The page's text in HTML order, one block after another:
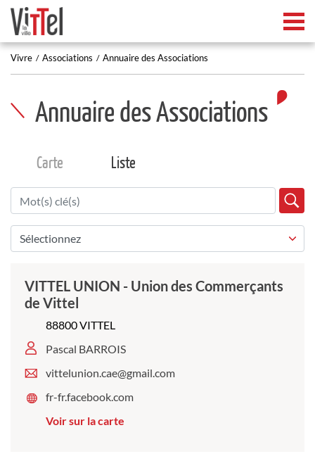
Vivre Associations Annuaire des Associations
Annuaire des Associations
Carte Liste
VITTEL UNION - Union des Commerçants
de Vittel
88800 VITTEL
Pascal BARROIS
vittelunion.cae@gmail.com
fr-fr.facebook.com
Voir sur la carte